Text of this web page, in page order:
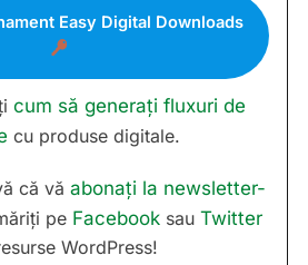
Easy Digital Downloads
cum să generați fluxuri de
cu produse digitale.
că văabonați la newsletter-
pe Facebook sau Twitter
WordPress!